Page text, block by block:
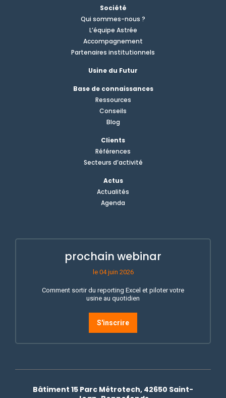
Société
Qui sommes-nous ?
L’équipe Astrée
Accompagnement
Partenaires institutionnels
Usine du Futur
Base de connaissances
Ressources
Conseils
Blog
Clients
Références
Secteurs d’activité
Actus
Actualités
Agenda
prochain webinar
le 04 juin 2026
Comment sortir du reporting Excel et piloter votre
usine au quotidien
S'inscrire
Bâtiment 15 Parc Métrotech, 42650 Saint-